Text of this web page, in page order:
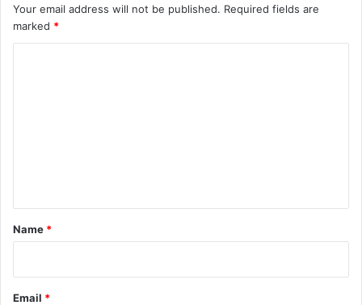
Your email address will not be published. Required fields are
marked *
*
Name *
Email *